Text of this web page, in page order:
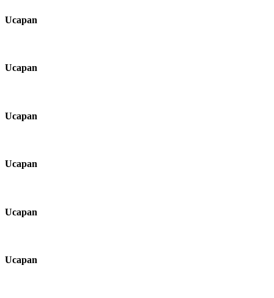
Ucapan
Ucapan
Ucapan
Ucapan
Ucapan
Ucapan